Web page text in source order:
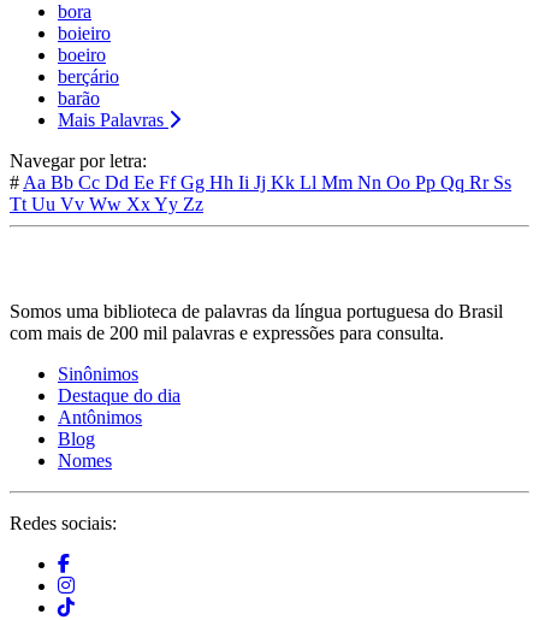
bora
boieiro
boeiro
berçário
barão
Mais Palavras
Navegar por letra:
# Aa Bb Cc Dd Ee FfGg Hh Ii Jj Kk Ll Mm Nn Oo Pp Qq Rr Ss
Tt Uu Vv Ww XxYy Zz
Somos uma biblioteca de palavras da língua portuguesa do Brasil
com mais de 200 mil palavras e expressões para consulta.
Sinônimos
Destaque do dia
Antônimos
Blog
Nomes
Redes sociais: